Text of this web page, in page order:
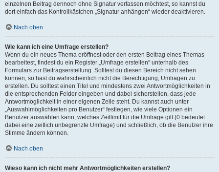
einzelnen Beitrag dennoch ohne Signatur verfassen möchtest, so kannst du
dort einfach das Kontrollkästchen „Signatur anhängen“ wieder deaktivieren.
Nach oben
Wie kann ich eine Umfrage erstellen?
Wenn du ein neues Thema eröffnest oder den ersten Beitrag eines Themas
bearbeitest, findest du ein Register „Umfrage erstellen“ unterhalb des
Formulars zur Beitragserstellung. Solltest du diesen Bereich nicht sehen
können, so hast du wahrscheinlich nicht die Berechtigung, Umfragen zu
erstellen. Du solltest einen Titel und mindestens zwei Antwortmöglichkeiten in
die entsprechenden Felder eingeben und dabei sicherstellen, dass jede
Antwortmöglichkeit in einer eigenen Zeile steht. Du kannst auch unter
„Auswahlmöglichkeiten pro Benutzer“ festlegen, wie viele Optionen ein
Benutzer auswählen kann, welches Zeitlimit für die Umfrage gilt (0 bedeutet
dabei eine zeitlich unbegrenzte Umfrage) und schließlich, ob die Benutzer ihre
Stimme ändern können.
Nach oben
Wieso kann ich nicht mehr Antwortmöglichkeiten erstellen?